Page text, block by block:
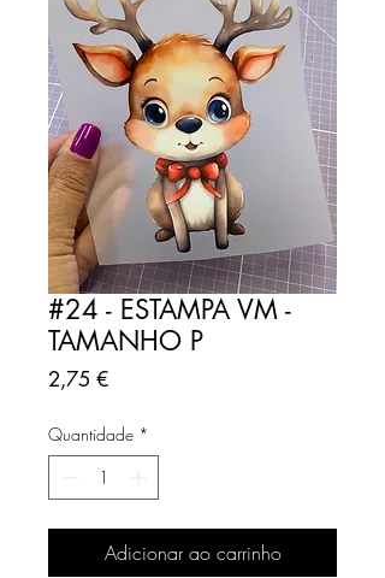
#24 - ESTAMPA VM -
TAMANHO P
2,75 €Preço
Quantidade *
Adicionar ao carrinho